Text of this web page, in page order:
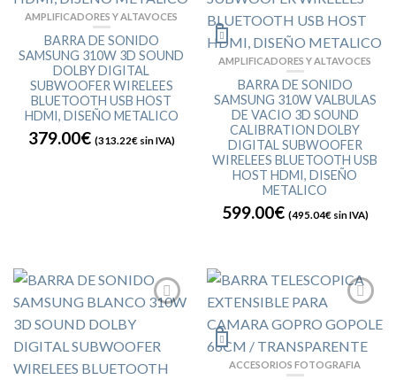
AMPLIFICADORES Y ALTAVOCES
BARRA DE SONIDO
SAMSUNG 310W 3D SOUND
DOLBY DIGITAL
SUBWOOFER WIRELEES
BLUETOOTH USB HOST
HDMI, DISEÑO METALICO
379.00€ (313.22€sin IVA)
AMPLIFICADORES Y ALTAVOCES
BARRA DE SONIDO
SAMSUNG 310W VALBULAS
DE VACIO 3D SOUND
CALIBRATION DOLBY
DIGITAL SUBWOOFER
WIRELEES BLUETOOTH USB
HOST HDMI, DISEÑO
METALICO
599.00€ (495.04€sin IVA)
ACCESORIOS FOTOGRAFIA